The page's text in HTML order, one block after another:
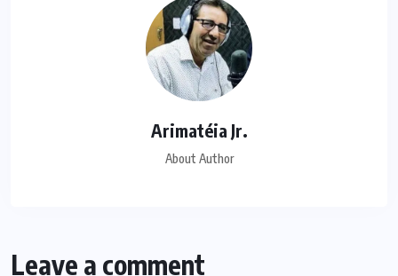
Arimatéia Jr.
About Author
Leave a comment